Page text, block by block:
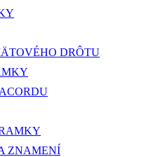
DRÔTU
ZNAMENÍ